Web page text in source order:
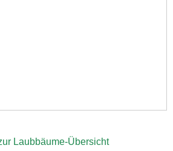
Laubbäume-Übersicht